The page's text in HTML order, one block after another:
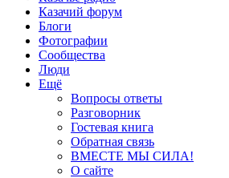
Казачий форум
Блоги
Фотографии
Сообщества
Люди
Ещё
Вопросы ответы
Разговорник
Гостевая книга
Обратная связь
ВМЕСТЕ МЫ СИЛА!
О сайте